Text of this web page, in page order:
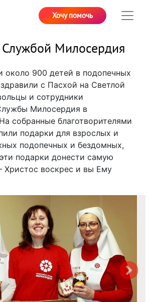
Хочу помочь
Службой Милосердия
около 900 детей в подопечных
с Пасхой на Светлой
и сотрудники
Милосердия в
собранные благотворителями
подарки для взрослых и
подопечных и бездомных,
подарки донести самую
Христос воскрес и вы Ему